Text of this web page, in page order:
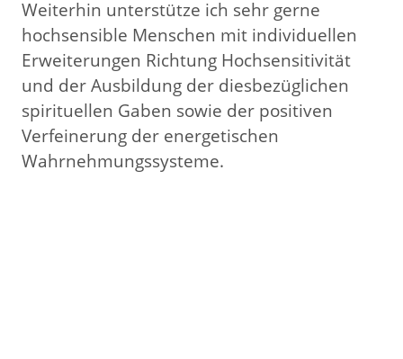
Weiterhin unterstütze ich sehr gerne
hochsensible Menschen mit individuellen
Erweiterungen Richtung Hochsensitivität
und der Ausbildung der diesbezüglichen
spirituellen Gaben sowie der positiven
Verfeinerung der energetischen
Wahrnehmungssysteme.